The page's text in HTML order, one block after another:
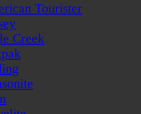
Tourister
Creek